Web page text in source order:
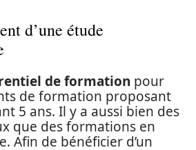
d’une étude
de formation pour
de formation proposant
5 ans. Il y a aussi bien des
que des formations en
Afin de bénéficier d’un